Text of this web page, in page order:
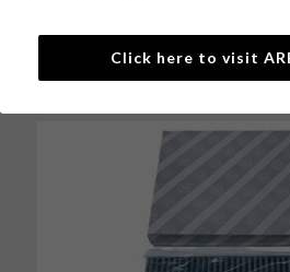
戻る
Click here to visit